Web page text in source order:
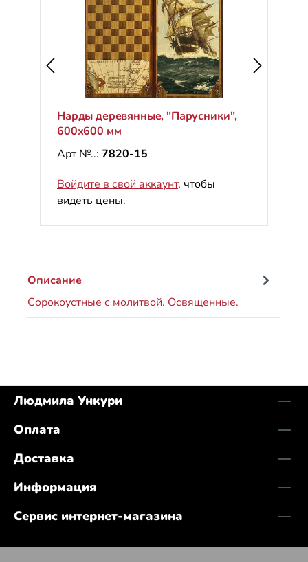
Нарды деревянные, "Парусники",
600х600 мм
Арт №..: 7820-15
Войдите в свой аккаунт, чтобы
видеть цены.
Описание
Сорoкоустные с молитвой. Освященные.
Людмила Ункури
Оплата
Доставка
Информация
Сервис интернет-магазина